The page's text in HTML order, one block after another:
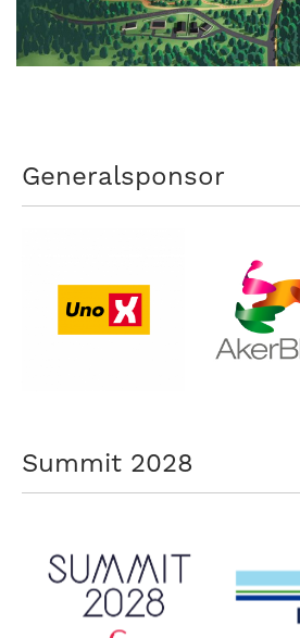
Generalsponsor
Summit 2028